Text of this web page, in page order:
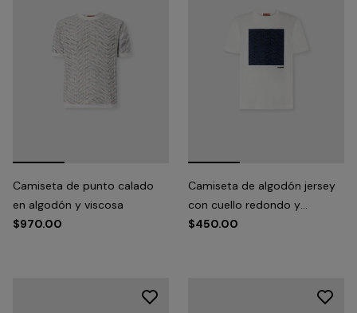
Camiseta de punto calado
en algodón y viscosa
$970.00
Camiseta de algodón jersey
con cuello redondo y
aplicación
$450.00